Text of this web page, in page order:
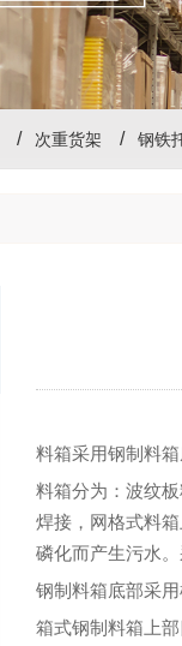
次重货架 钢铁
料箱采用钢制料
料箱分为：波纹
焊接，网格式料
磷化而产生污水
钢制料箱底部采
箱式钢制料箱上